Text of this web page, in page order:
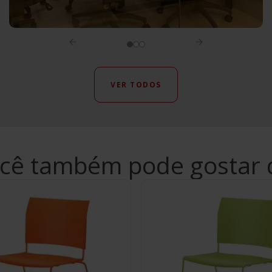
VER TODOS
também pode gostar